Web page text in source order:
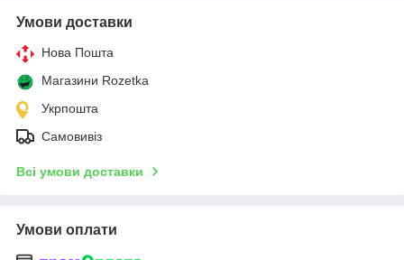
Умови доставки
Нова Пошта
Магазини Rozetka
Укрпошта
Самовивіз
Всі умови доставки
Умови оплати